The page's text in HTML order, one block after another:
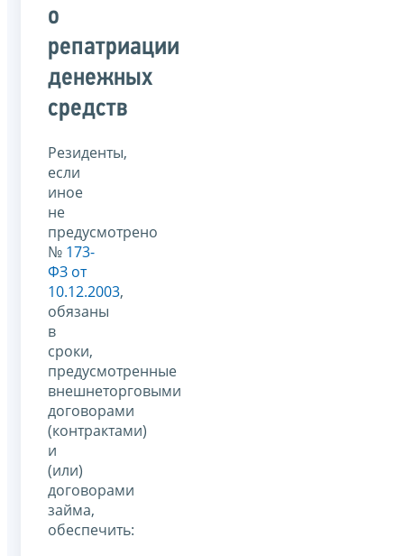
о
репатриации
денежных
средств
Резиденты,
если
иное
не
предусмотрено
№ 173-
ФЗ от
10.12.2003,
обязаны
в
сроки,
предусмотренные
внешнеторговыми
договорами
(контрактами)
и
(или)
договорами
займа,
обеспечить: